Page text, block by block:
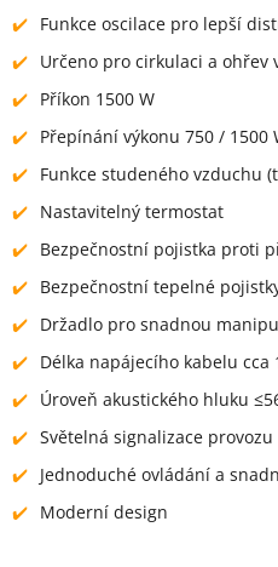
Funkce oscilace pro lepší
Určeno pro cirkulaci a ohřev
Příkon 1500 W
Přepínání výkonu 750 / 1500
Funkce studeného vzduchu
Nastavitelný termostat
Bezpečnostní pojistka proti
Bezpečnostní tepelné
Držadlo pro snadnou
Délka napájecího kabelu cca
Úroveň akustického hluku
Světelná signalizace provozu
Jednoduché ovládání a
Moderní design